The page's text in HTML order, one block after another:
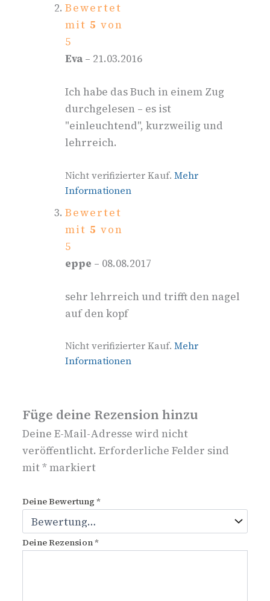
Bewertet
mit 5 von
5
Eva – 21.03.2016
Ich habe das Buch in einem Zug
durchgelesen – es ist
"einleuchtend", kurzweilig und
lehrreich.
Nicht verifizierter Kauf. Mehr
Informationen
Bewertet
mit 5 von
5
eppe – 08.08.2017
sehr lehrreich und trifft den nagel
auf den kopf
Nicht verifizierter Kauf. Mehr
Informationen
Füge deine Rezension hinzu
Deine E-Mail-Adresse wird nicht
veröffentlicht. Erforderliche Felder sind
mit*markiert
Deine Bewertung *
Deine Rezension*